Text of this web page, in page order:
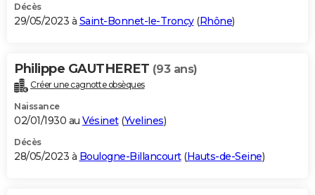
Décès
29/05/2023 à Saint-Bonnet-le-Troncy(Rhône)
Philippe GAUTHERET (93 ans)
Créer une cagnotte obsèques
Naissance
02/01/1930 au Vésinet(Yvelines)
Décès
28/05/2023 à Boulogne-Billancourt(Hauts-de-Seine)